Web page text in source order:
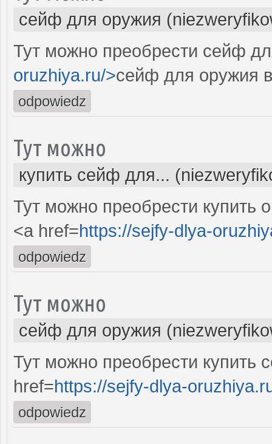
сейф для оружия
Тут можно преобрести сейф
oruzhiya.ru/>сейф для оружия
odpowiedz
Тут можно
купить сейф для...
Тут можно преобрести купить
<a href=https://sejfy-dlya-
odpowiedz
Тут можно
сейф для оружия
Тут можно преобрести купить
href=https://sejfy-dlya-
odpowiedz